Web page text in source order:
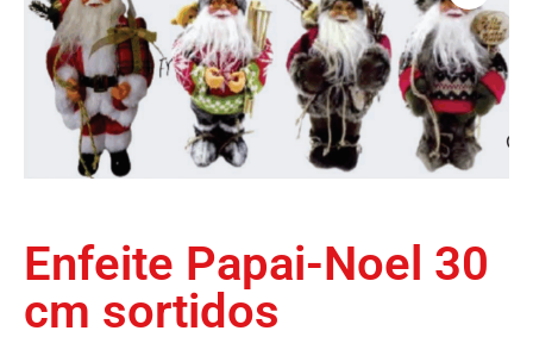
Enfeite Papai-Noel 30
cm sortidos